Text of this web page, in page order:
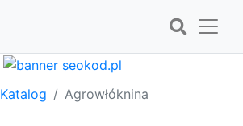
Katalog Agrowłóknina